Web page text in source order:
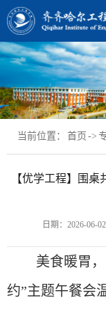
当前位置： 首页 ->
【优学工程】围
日期：2026-06-02
美食暖胃，
约”主题午餐会